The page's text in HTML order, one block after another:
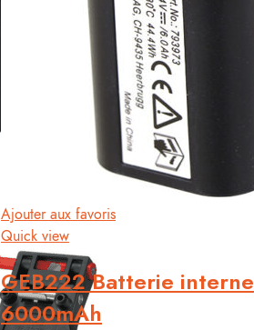
Ajouter aux favoris
Quick view
GEB222 Batterie interne
6000mAh